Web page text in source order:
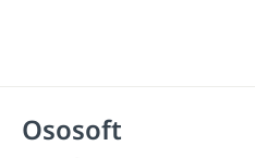
Ososoft